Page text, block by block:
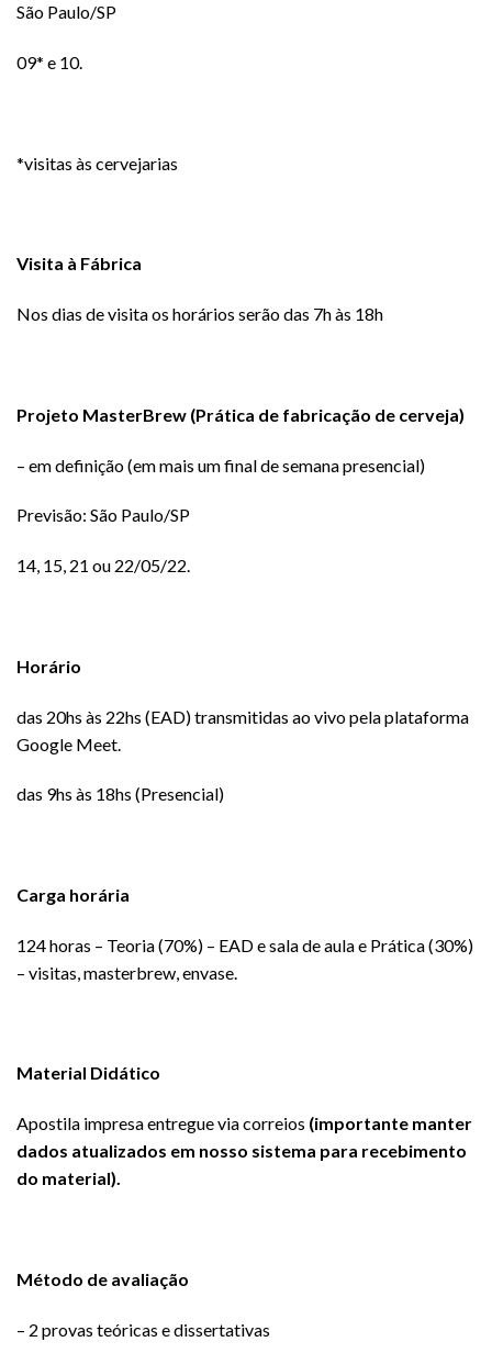
São Paulo/SP
09* e 10.
*visitas às cervejarias
Visita à Fábrica
Nos dias de visita os horários serão das 7h às 18h
Projeto MasterBrew (Prática de fabricação de cerveja)
– em definição (em mais um final de semana presencial)
Previsão: São Paulo/SP
14, 15, 21 ou 22/05/22.
Horário
das 20hs às 22hs (EAD) transmitidas ao vivo pela plataforma
Google Meet.
das 9hs às 18hs (Presencial)
Carga horária
124 horas – Teoria (70%) – EAD e sala de aula e Prática (30%)
– visitas, masterbrew, envase.
Material Didático
Apostila impresa entregue via correios (importante manter
dados atualizados em nosso sistema para recebimento
do material).
Método de avaliação
– 2 provas teóricas e dissertativas